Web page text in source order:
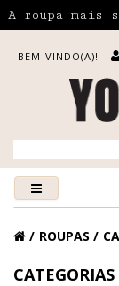
A roupa mais
BEM-VINDO(A)!
ROUPAS
CATEGORIAS